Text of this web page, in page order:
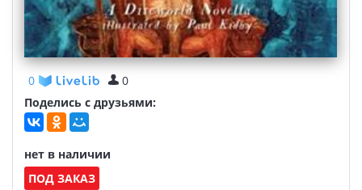
0
0
Поделись с друзьями:
нет в наличии
ПОД ЗАКАЗ